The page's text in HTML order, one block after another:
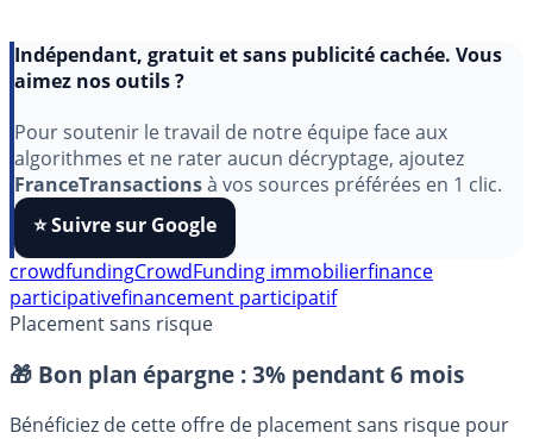
aimez nos outils ?
Pour soutenir le travail de notre équipe face aux
algorithmes et ne rater aucun décryptage, ajoutez
FranceTransactionsà vos sources préférées en 1 clic.
⭐️ Suivre sur Google
crowdfundingCrowdFunding immobilier
Placement sans risque
🎁 Bon plan épargne : 3% pendant 6 mois